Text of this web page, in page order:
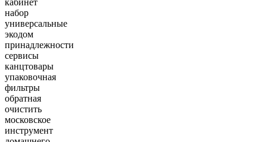
набор
универсальные
экодом
принадлежности
сервисы
канцтовары
упаковочная
фильтры
обратная
очистить
московское
инструмент